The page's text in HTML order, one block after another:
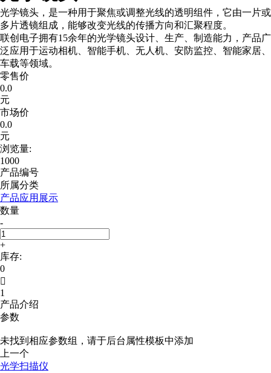
光学镜头，是一种用于聚焦或调整光线的透明组件，它由一片或
多片透镜组成，能够改变光线的传播方向和汇聚程度。
联创电子拥有15余年的光学镜头设计、生产、制造能力，产品广
泛应用于运动相机、智能手机、无人机、安防监控、智能家居、
车载等领域。
零售价
0.0
元
市场价
0.0
元
浏览量:
1000
产品编号
所属分类
产品应用展示
数量
-
+
库存:
0

1
产品介绍
参数
未找到相应参数组，请于后台属性模板中添加
上一个
光学扫描仪